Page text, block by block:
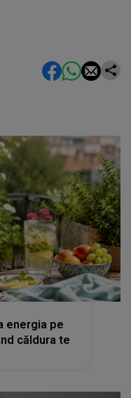
energia pe
căldura te